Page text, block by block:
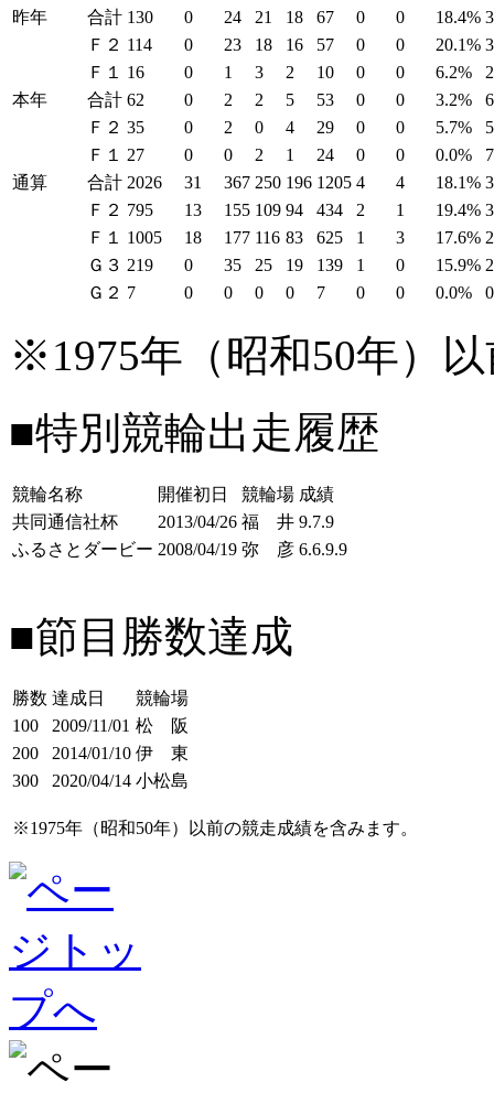
昨年
合計 130 0 24 21 18 67 0 0 18.4%
Ｆ２ 114 0 23 18 16 57 0 0 20.1%
Ｆ１
16 0 1 3 2 10 0 0 6.2%
本年
合計 62 0 2 2 5 53 0 0 3.2%
Ｆ２ 35 0 2 0 4 29 0 0 5.7%
Ｆ１
27 0 0 2 1 24 0 0 0.0%
通算
合計 2026 31 367 250 196 1205 4 4 18.1%
Ｆ２ 795 13 155 109 94 434 2 1 19.4%
Ｆ１
1005 18 177 116 83 625 1 3 17.6%
Ｇ３ 219 0 35 25 19 139 1 0 15.9%
Ｇ２ 7 0 0 0 0 7 0 0 0.0%
※1975年（昭和50年）
■特別競輪出走履歴
競輪名称 開催初日 競輪場 成績
共同通信社杯
2013/04/26 福 井 9.7.9
ふるさとダービー 2008/04/19 弥 彦 6.6.9.9
■節目勝数達成
勝数 達成日
競輪場
100
2009/11/01 松 阪
200
2014/01/10 伊 東
300
2020/04/14 小松島
※1975年（昭和50年）以前の競走成績を含みます。